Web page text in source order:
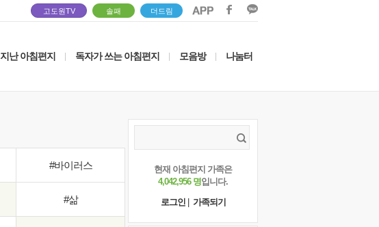
고도원TV 솔패 더드림
지난 아침편지 독자가 쓰는 아침편지 모음방 나눔터
#바이러스
#삶
현재 아침편지 가족은
4,042,956 명입니다.
로그인
가족되기